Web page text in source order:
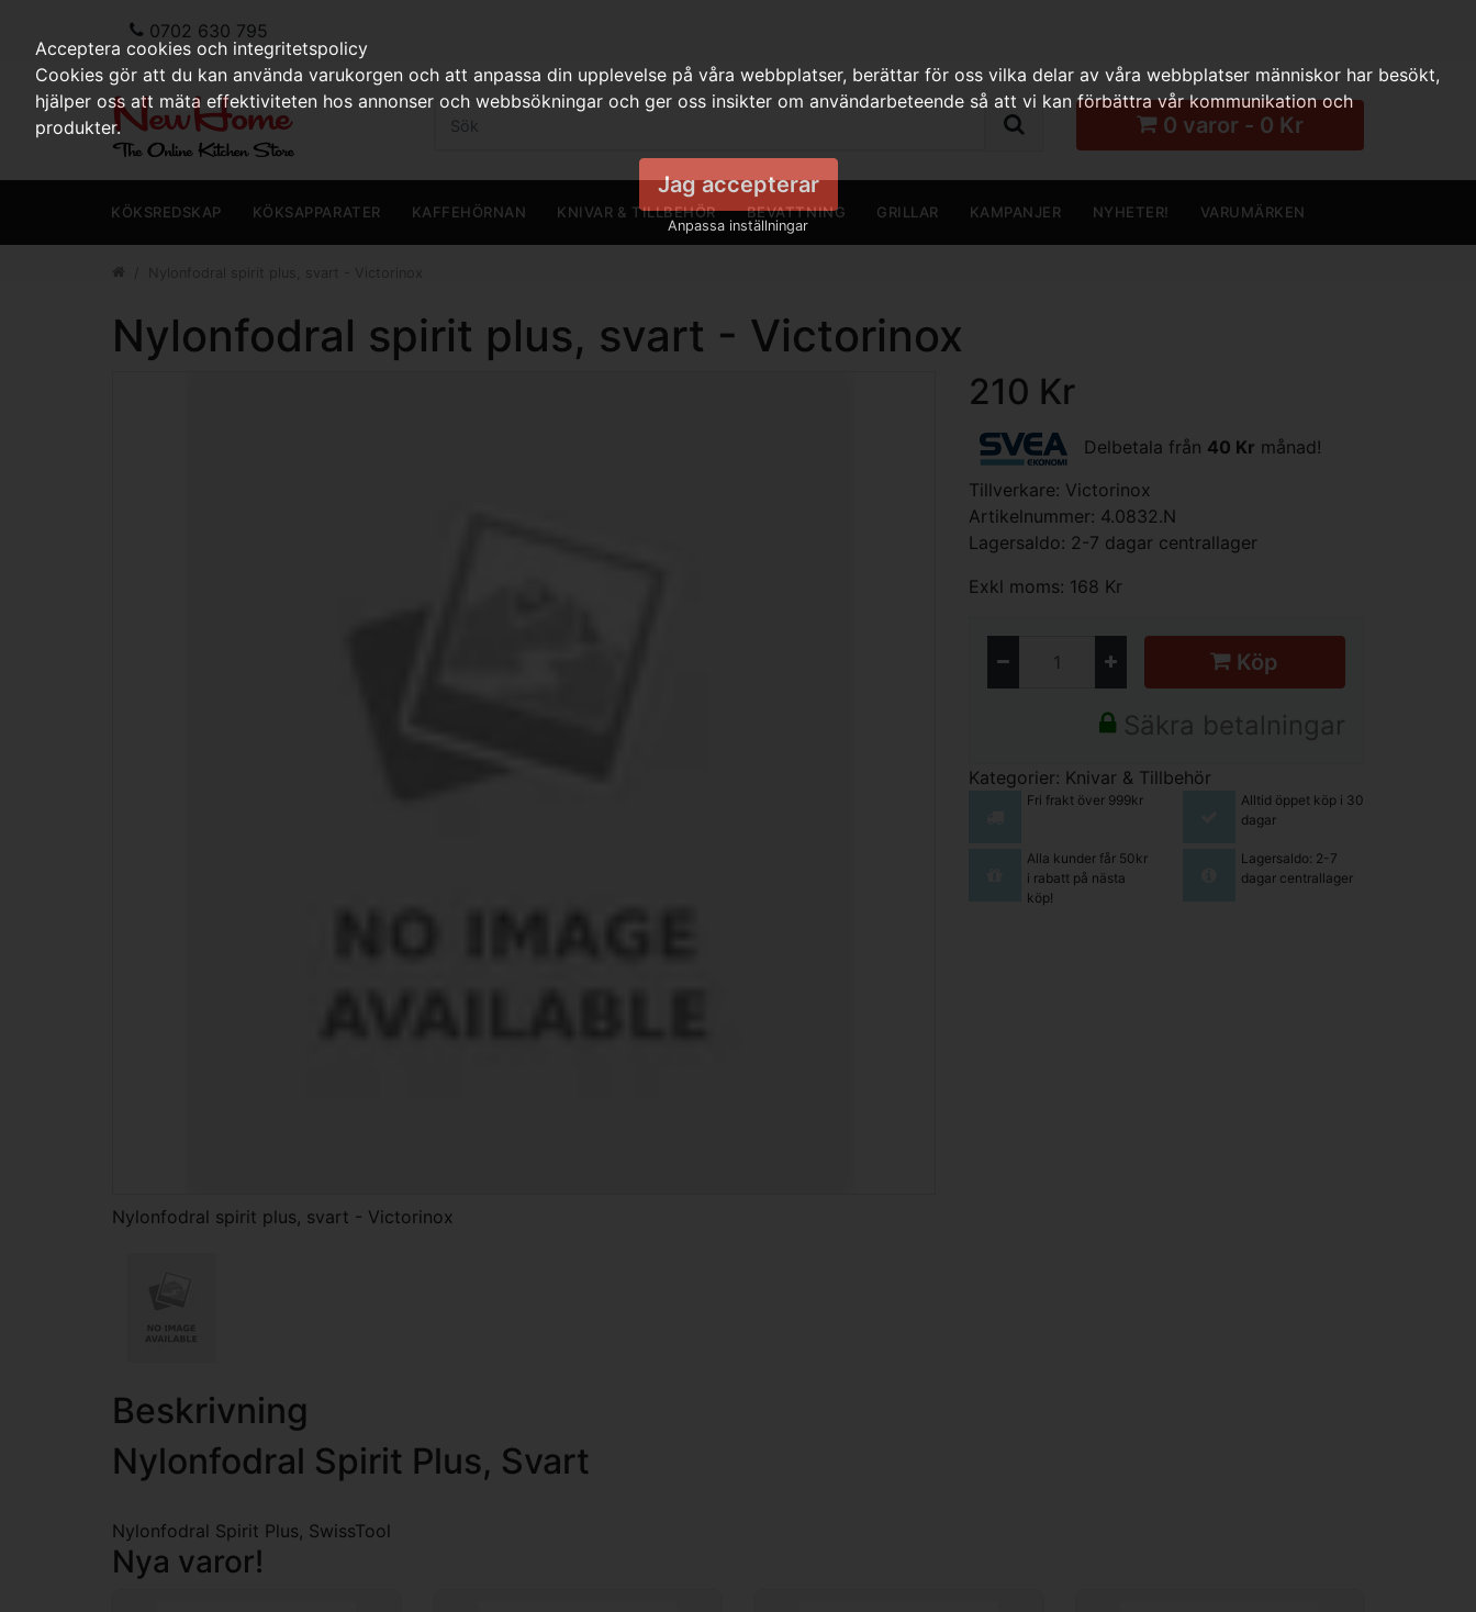
0702 630 795
0 varor - 0 Kr
KÖKSREDSKAP KÖKSAPPARATER KAFFEHÖRNAN KNIVAR & TILLBEHÖR BEVATTNING GRILLAR KAMPANJER NYHETER! VARUMÄRKEN
Nylonfodral spirit plus, svart - Victorinox
Nylonfodral spirit plus, svart - Victorinox
210 Kr
Delbetala från 40 Kr månad!
Tillverkare: Victorinox
Artikelnummer: 4.0832.N
Lagersaldo: 2-7 dagar centrallager
Exkl moms: 168 Kr
Köp
Säkra betalningar
Kategorier: Knivar & Tillbehör
Fri frakt över 999kr
Alltid öppet köp i 30
dagar
Alla kunder får 50kr
i rabatt på nästa
köp!
Lagersaldo: 2-7
dagar centrallager
Beskrivning
Nylonfodral Spirit Plus, Svart
Nylonfodral Spirit Plus, SwissTool
Nya varor!
Acceptera cookies och integritetspolicy
Cookies gör att du kan använda varukorgen och att anpassa din upplevelse på våra webbplatser, berättar för oss vilka delar av våra webbplatser människor har besökt,
hjälper oss att mäta effektiviteten hos annonser och webbsökningar och ger oss insikter om användarbeteende så att vi kan förbättra vår kommunikation och
produkter.
Jag accepterar
Anpassa inställningar